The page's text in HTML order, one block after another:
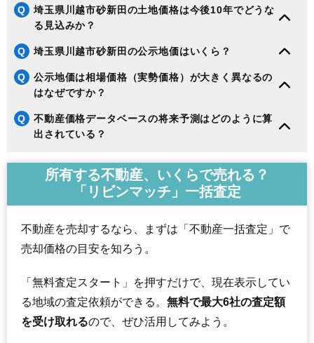
Q
埼玉県川越市砂新田の土地価格は今後10年でどうな
る見込みか？
Q 埼玉県川越市砂新田の公示地価はいくら？
Q
公示地価は相場価格（実勢価格）が大きく異なるの
はなぜですか？
Q
不動産価格データベースの将来予測はどのように算
出されている？
所有する不動産、いくらで売れる？
「リビンマッチ」一括査定
不動産を売却するなら、まずは「不動産一括査定」で
売却価格の目安を知ろう。
「無料査定スタート」を押すだけで、現在表示してい
る地域の査定依頼ができる。 無料で最大6社の査定額
を受け取れるので、ぜひ活用してみよう。